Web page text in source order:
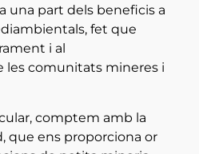
una part dels beneficis a
fet que
i al
les comunitats mineres i
comptem amb la
que ens proporciona or